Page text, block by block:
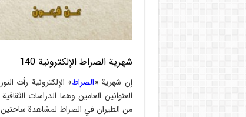
شهریة الصراط الإلكترونية 140
إن شهریة «الصراط
العنوانين العامين وهما الدراسات
من الطيران في الصراط لمشاهدة ساحتين